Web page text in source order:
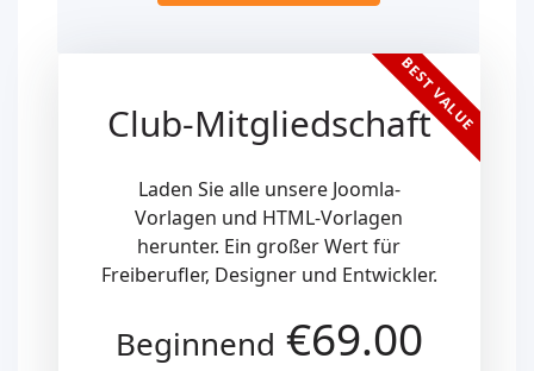
Club-MitgliedschaftBEST VALUE
Laden Sie alle unsere Joomla-
Vorlagen und HTML-Vorlagen
herunter. Ein großer Wert für
Freiberufler, Designer und Entwickler.
Beginnend €69.00